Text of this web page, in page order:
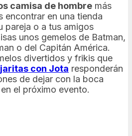
camisa de hombre más
encontrar en una tienda
pareja o a tus amigos
unos gemelos de Batman,
o del Capitán América.
divertidos y frikis que
con Jota responderán
de dejar con la boca
el próximo evento.